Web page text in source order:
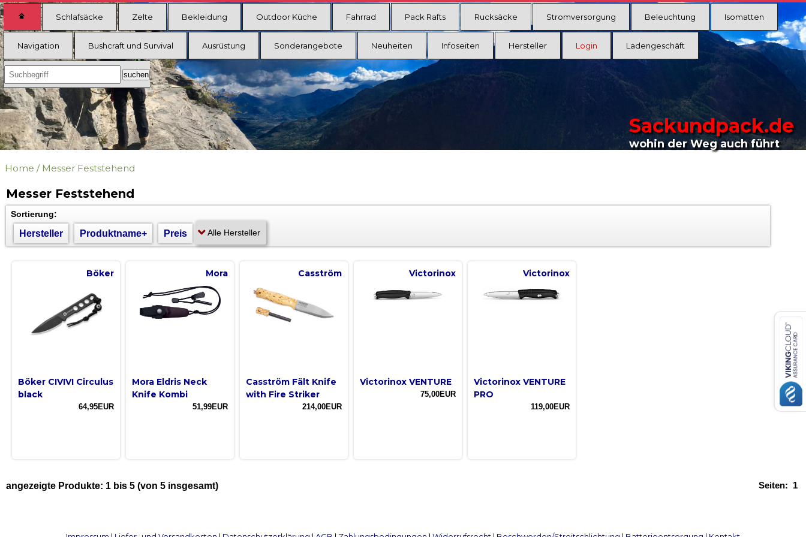
Schlafsäcke Zelte Bekleidung Outdoor Küche Fahrrad Pack Rafts Rucksäcke Stromversorgung Beleuchtung Isomatten
Navigation Bushcraft und Survival Ausrüstung Sonderangebote Neuheiten Infoseiten Hersteller Login Ladengeschäft
Sackundpack.de
wohin der Weg auch führt
Home / Messer Feststehend
Messer Feststehend
Sortierung:
Hersteller Produktname+ Preis
Böker
Böker CIVIVI Circulus
black
64,95EUR
Mora
Mora Eldris Neck
Knife Kombi
51,99EUR
Casström
Casström Fält Knife
with Fire Striker
214,00EUR
Victorinox
Victorinox VENTURE
75,00EUR
Victorinox
Victorinox VENTURE
PRO
119,00EUR
Seiten: 1
angezeigte Produkte: 1 bis 5 (von 5 insgesamt)